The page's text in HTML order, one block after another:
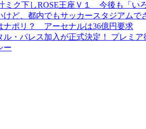
ミク下しROSE王座Ｖ１ 今後も「い
けど、都内でもサッカースタジアム
ナポリ？ アーセナルは36億円要求
ル・パレス加入が正式決定！ プレミ
ー